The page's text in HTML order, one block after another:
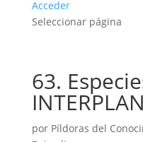
Acceder
Seleccionar página
63.
por Píldoras del